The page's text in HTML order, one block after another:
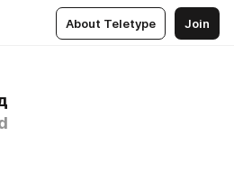
About Teletype Join